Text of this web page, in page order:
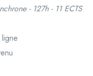
- 127h - 11 ECTS